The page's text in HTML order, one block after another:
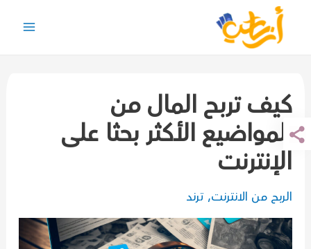
تخطي
كيف تربح المال من
المواضيع الأكثر بحثا على
الإنترنت
الربح من الانترنت, ترند